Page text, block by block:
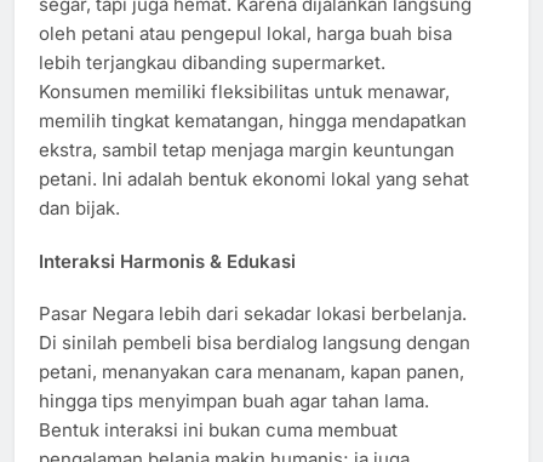
oleh petani atau pengepul lokal, harga buah bisa
lebih terjangkau dibanding supermarket.
Konsumen memiliki fleksibilitas untuk menawar,
memilih tingkat kematangan, hingga mendapatkan
ekstra, sambil tetap menjaga margin keuntungan
petani. Ini adalah bentuk ekonomi lokal yang sehat
dan bijak.
Interaksi Harmonis & Edukasi
Pasar Negara lebih dari sekadar lokasi berbelanja.
Di sinilah pembeli bisa berdialog langsung dengan
petani, menanyakan cara menanam, kapan panen,
hingga tips menyimpan buah agar tahan lama.
Bentuk interaksi ini bukan cuma membuat